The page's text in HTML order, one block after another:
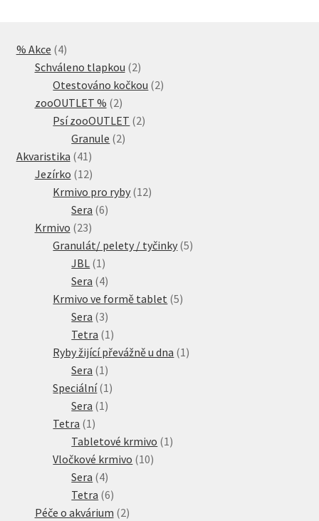
% Akce 44
produkty
Schváleno tlapkou 22
produkty
Otestováno kočkou 22
zooOUTLET % 22
produkty
Psí zooOUTLET 22
Granule 22
Akvaristika 41 41
produktů
Jezírko 1212
produktů
Krmivo pro ryby 1212
Sera 66
Krmivo 2323
produktů
Granulát/ pelety / tyčinky 55
JBL 1 1
produkt
Sera 44
produkty
Krmivo ve formě tablet 55
Sera 33
produkty
Tetra 1 1
produkt
Ryby žijící převážně u dna 1 1
Sera 1 1
produkt
Speciální 1 1
Sera 1 1
Tetra 1 1
produkt
Tabletové krmivo 1 1
Vločkové krmivo 1010
Sera 44
produkty
Tetra 66
produktů
Péče o akvárium 22